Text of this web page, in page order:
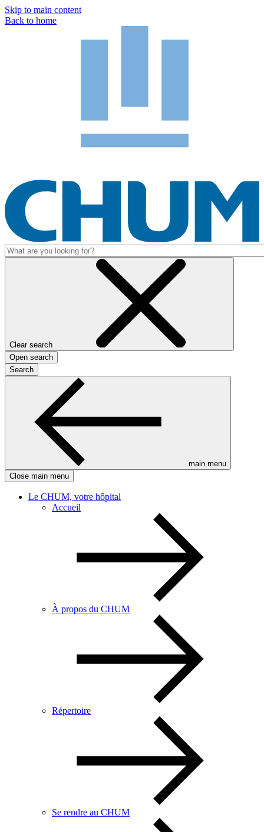
Skip to main content
Back to home
Clear search
Open search
Search
main menu
Close main menu
Le CHUM, votre hôpital
Accueil
À propos du CHUM
Répertoire
Se rendre au CHUM